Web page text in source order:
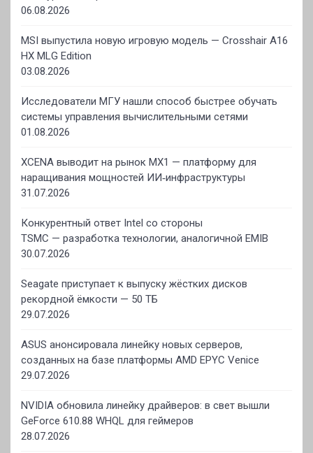
06.08.2026
MSI выпустила новую игровую модель — Crosshair A16
HX MLG Edition
03.08.2026
Исследователи МГУ нашли способ быстрее обучать
системы управления вычислительными сетями
01.08.2026
XCENA выводит на рынок MX1 — платформу для
наращивания мощностей ИИ‑инфраструктуры
31.07.2026
Конкурентный ответ Intel со стороны
TSMC — разработка технологии, аналогичной EMIB
30.07.2026
Seagate приступает к выпуску жёстких дисков
рекордной ёмкости — 50 ТБ
29.07.2026
ASUS анонсировала линейку новых серверов,
созданных на базе платформы AMD EPYC Venice
29.07.2026
NVIDIA обновила линейку драйверов: в свет вышли
GeForce 610.88 WHQL для геймеров
28.07.2026